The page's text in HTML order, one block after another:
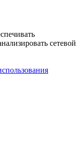
сетевой